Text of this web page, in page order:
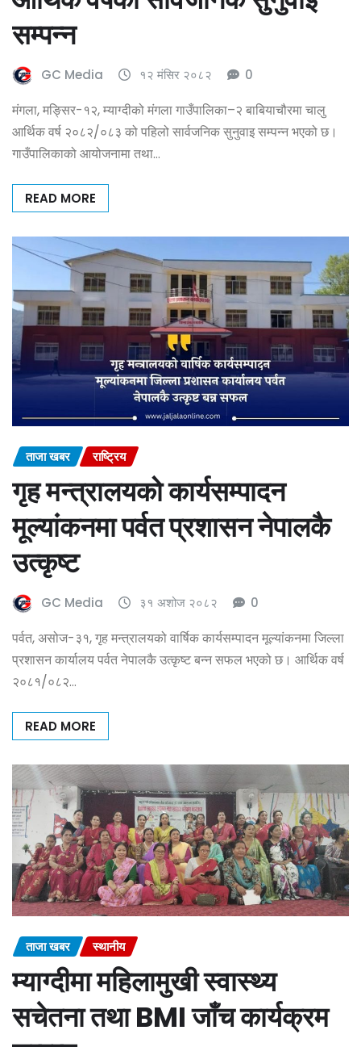
सम्पन्न
GC Media १२ मंसिर २०८२ 0
मंगला, मङ्सिर-१२, म्याग्दीको मंगला गाउँपालिका–२ बाबियाचौरमा चालु
आर्थिक वर्ष २०८२/०८३ को पहिलो सार्वजनिक सुनुवाइ सम्पन्न भएको छ।
गाउँपालिकाको आयोजनामा तथा…
READ MORE
ताजा खबर राष्ट्रिय
गृह मन्त्रालयको कार्यसम्पादन
मूल्यांकनमा पर्वत प्रशासन नेपालकै
उत्कृष्ट
GC Media ३१ अशोज २०८२ 0
पर्वत, असोज-३१, गृह मन्त्रालयको वार्षिक कार्यसम्पादन मूल्यांकनमा जिल्ला
प्रशासन कार्यालय पर्वत नेपालकै उत्कृष्ट बन्न सफल भएको छ। आर्थिक वर्ष
२०८१/०८२…
READ MORE
ताजा खबर स्थानीय
म्याग्दीमा महिलामुखी स्वास्थ्य
सचेतना तथा BMI जाँच कार्यक्रम